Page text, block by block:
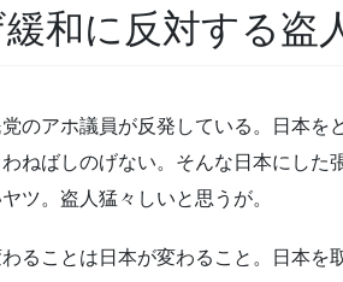
和に反対する盗
のアホ議員が反発している。日本を
ねばしのげない。そんな日本にした
ツ。盗人猛々しいと思うが。
ることは日本が変わること。日本を